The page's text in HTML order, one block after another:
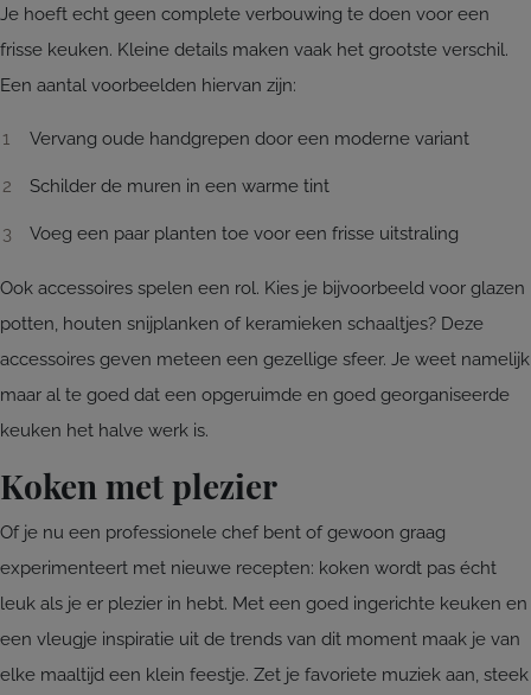
Je hoeft echt geen complete verbouwing te doen voor een
frisse keuken. Kleine details maken vaak het grootste verschil.
Een aantal voorbeelden hiervan zijn:
Vervang oude handgrepen door een moderne variant
Schilder de muren in een warme tint
Voeg een paar planten toe voor een frisse uitstraling
Ook accessoires spelen een rol. Kies je bijvoorbeeld voor glazen
potten, houten snijplanken of keramieken schaaltjes? Deze
accessoires geven meteen een gezellige sfeer. Je weet namelijk
maar al te goed dat een opgeruimde en goed georganiseerde
keuken het halve werk is.
Koken met plezier
Of je nu een professionele chef bent of gewoon graag
experimenteert met nieuwe recepten: koken wordt pas écht
leuk als je er plezier in hebt. Met een goed ingerichte keuken en
een vleugje inspiratie uit de trends van dit moment maak je van
elke maaltijd een klein feestje. Zet je favoriete muziek aan, steek